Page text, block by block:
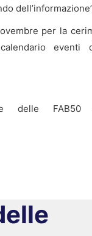
per la
eventi
delle